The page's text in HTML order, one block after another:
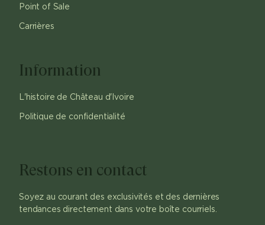
Point of Sale
Carrières
Information
L'histoire de Château d'Ivoire
Politique de confidentialité
Restons en contact
Soyez au courant des exclusivités et des dernières
tendances directement dans votre boîte courriels.